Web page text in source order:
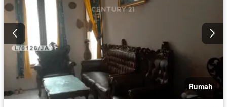
Rumah